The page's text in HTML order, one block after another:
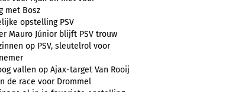
met Bosz
opstelling PSV
Mauro Júnior blijft PSV trouw
op PSV, sleutelrol voor
vallen op Ajax-target Van Rooij
de race voor Drommel